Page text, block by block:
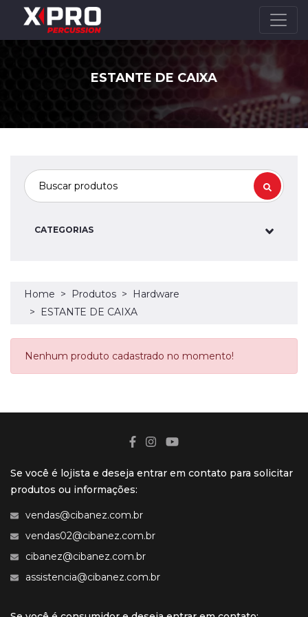
ESTANTE DE CAIXA
CATEGORIAS
Home Produtos
Hardware
ESTANTE DE CAIXA
Nenhum produto cadastrado no momento!
Se você é lojista e deseja entrar em contato para solicitar
produtos ou informações:
vendas@cibanez.com.br
vendas02@cibanez.com.br
cibanez@cibanez.com.br
assistencia@cibanez.com.br